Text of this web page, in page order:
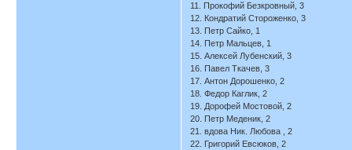
11. Прокофий Безкровный, 3
12. Кондратий Стороженко, 3
13. Петр Сайко, 1
14. Петр Мальцев, 1
15. Алексей Лубенский, 3
16. Павел Ткачев, 3
17. Антон Дорошенко, 2
18. Федор Каглик, 2
19. Дорофей Мостовой, 2
20. Петр Меденик, 2
21. вдова Ник. Любова , 2
22. Григорий Евсюков, 2